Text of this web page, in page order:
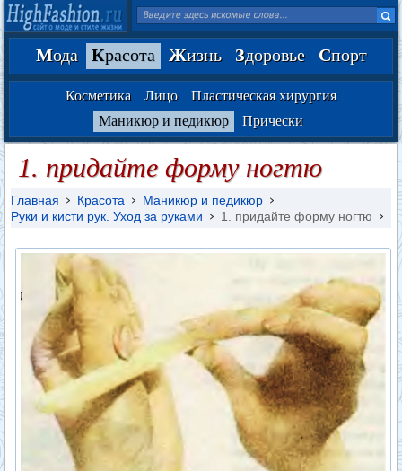
Мода Красота Жизнь Здоровье Спорт
Косметика Лицо
Пластическая хирургия
Маникюр и педикюр
Прически
1. придайте форму ногтю
Главная Красота
Маникюр и педикюр
Руки и кисти рук. Уход за руками
1. придайте форму ногтю